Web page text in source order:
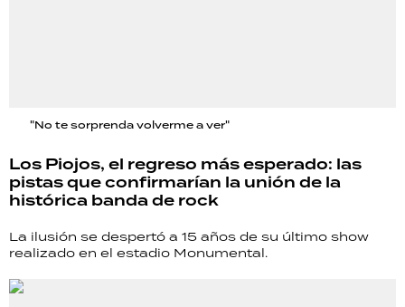
"No te sorprenda volverme a ver"
Los Piojos, el regreso más esperado: las
pistas que confirmarían la unión de la
histórica banda de rock
La ilusión se despertó a 15 años de su último show
realizado en el estadio Monumental.